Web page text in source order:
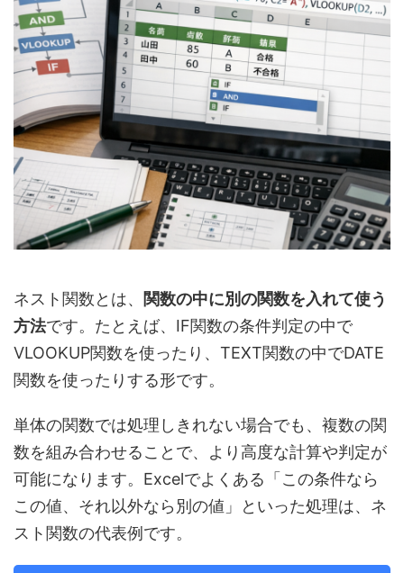
ネスト関数とは、 関数の中に別の関数を入れて使う
方法です。たとえば、IF関数の条件判定の中で
VLOOKUP関数を使ったり、TEXT関数の中でDATE
関数を使ったりする形です。
単体の関数では処理しきれない場合でも、複数の関
数を組み合わせることで、より高度な計算や判定が
可能になります。Excelでよくある「この条件なら
この値、それ以外なら別の値」といった処理は、ネ
スト関数の代表例です。